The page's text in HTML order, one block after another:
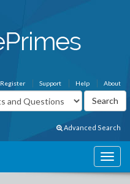
About
Help
Support
Register
Advanced Search